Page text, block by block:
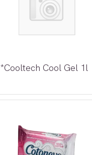
*Cooltech Cool Gel 1l